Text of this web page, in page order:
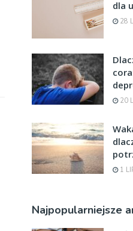
dla
28
20
1
Najpopularniejsze